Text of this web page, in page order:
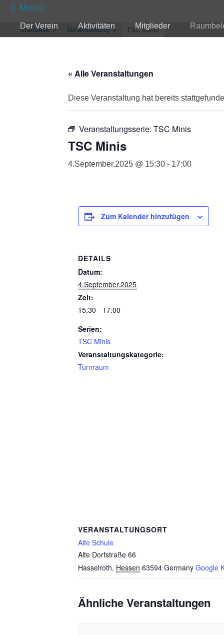
zum
überspringen
Menü
Primärmenü
Der Verein Aktivitäten Mitglieder
Startseite » Veranstaltung » TSC Minis
« Alle Veranstaltungen
Diese Veranstaltung hat bereits
Veranstaltungsserie: TSC Minis
TSC Minis
4.September.2025 @ 15:30 - 17:00
Zum Kalender hinzufügen
DETAILS
Datum:
4.September.2025
Zeit:
15:30 - 17:00
Serien:
TSC Minis
Veranstaltungskategorie:
Turnraum
VERANSTALTUNGSORT
Alte Schule
Alte Dorfstraße 66
Hasselroth, Hessen 63594 Germany Google
Ähnliche Veranstaltungen